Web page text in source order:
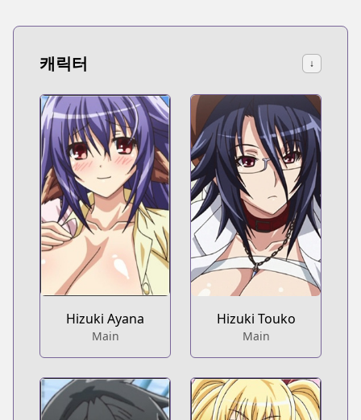
캐릭터 ↓
Hizuki Ayana
Main
Hizuki Touko
Main